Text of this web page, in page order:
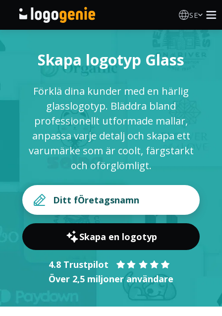
SE
AI logotypgenerator
Logotypidéer
Tryckta produkter
Om Oss
LOGGA IN
Skapa logotyp Glass
Förklä dina kunder med en härlig
glasslogotyp. Bläddra bland
professionellt utformade mallar,
anpassa varje detalj och skapa ett
varumärke som är coolt, färgstarkt
och oförglömligt.
Skapa en logotyp
4.8 Trustpilot
Över 2,5 miljoner användare